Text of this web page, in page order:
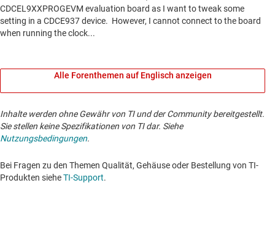
Alle Forenthemen auf Englisch anzeigen
Inhalte werden ohne Gewähr von TI und der Community bereitgestellt.
Sie stellen keine Spezifikationen von TI dar. Siehe
Nutzungsbedingungen.
Bei Fragen zu den Themen Qualität, Gehäuse oder Bestellung von TI-
Produkten sieheTI-Support. ​​​​​​​​​​​​​​